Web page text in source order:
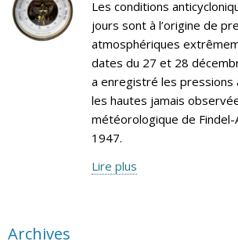
Les conditions
jours sont à l’origine de
atmosphériques
dates du 27 et 28
a enregistré les pressions
les hautes jamais
météorologique de
1947.
Lire plus
Archives